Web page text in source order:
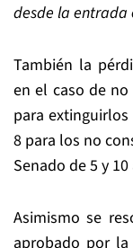
desde la entrada
También la
en el caso de
para
8 para los no
Senado de 5 y
Asimismo se
aprobado por la